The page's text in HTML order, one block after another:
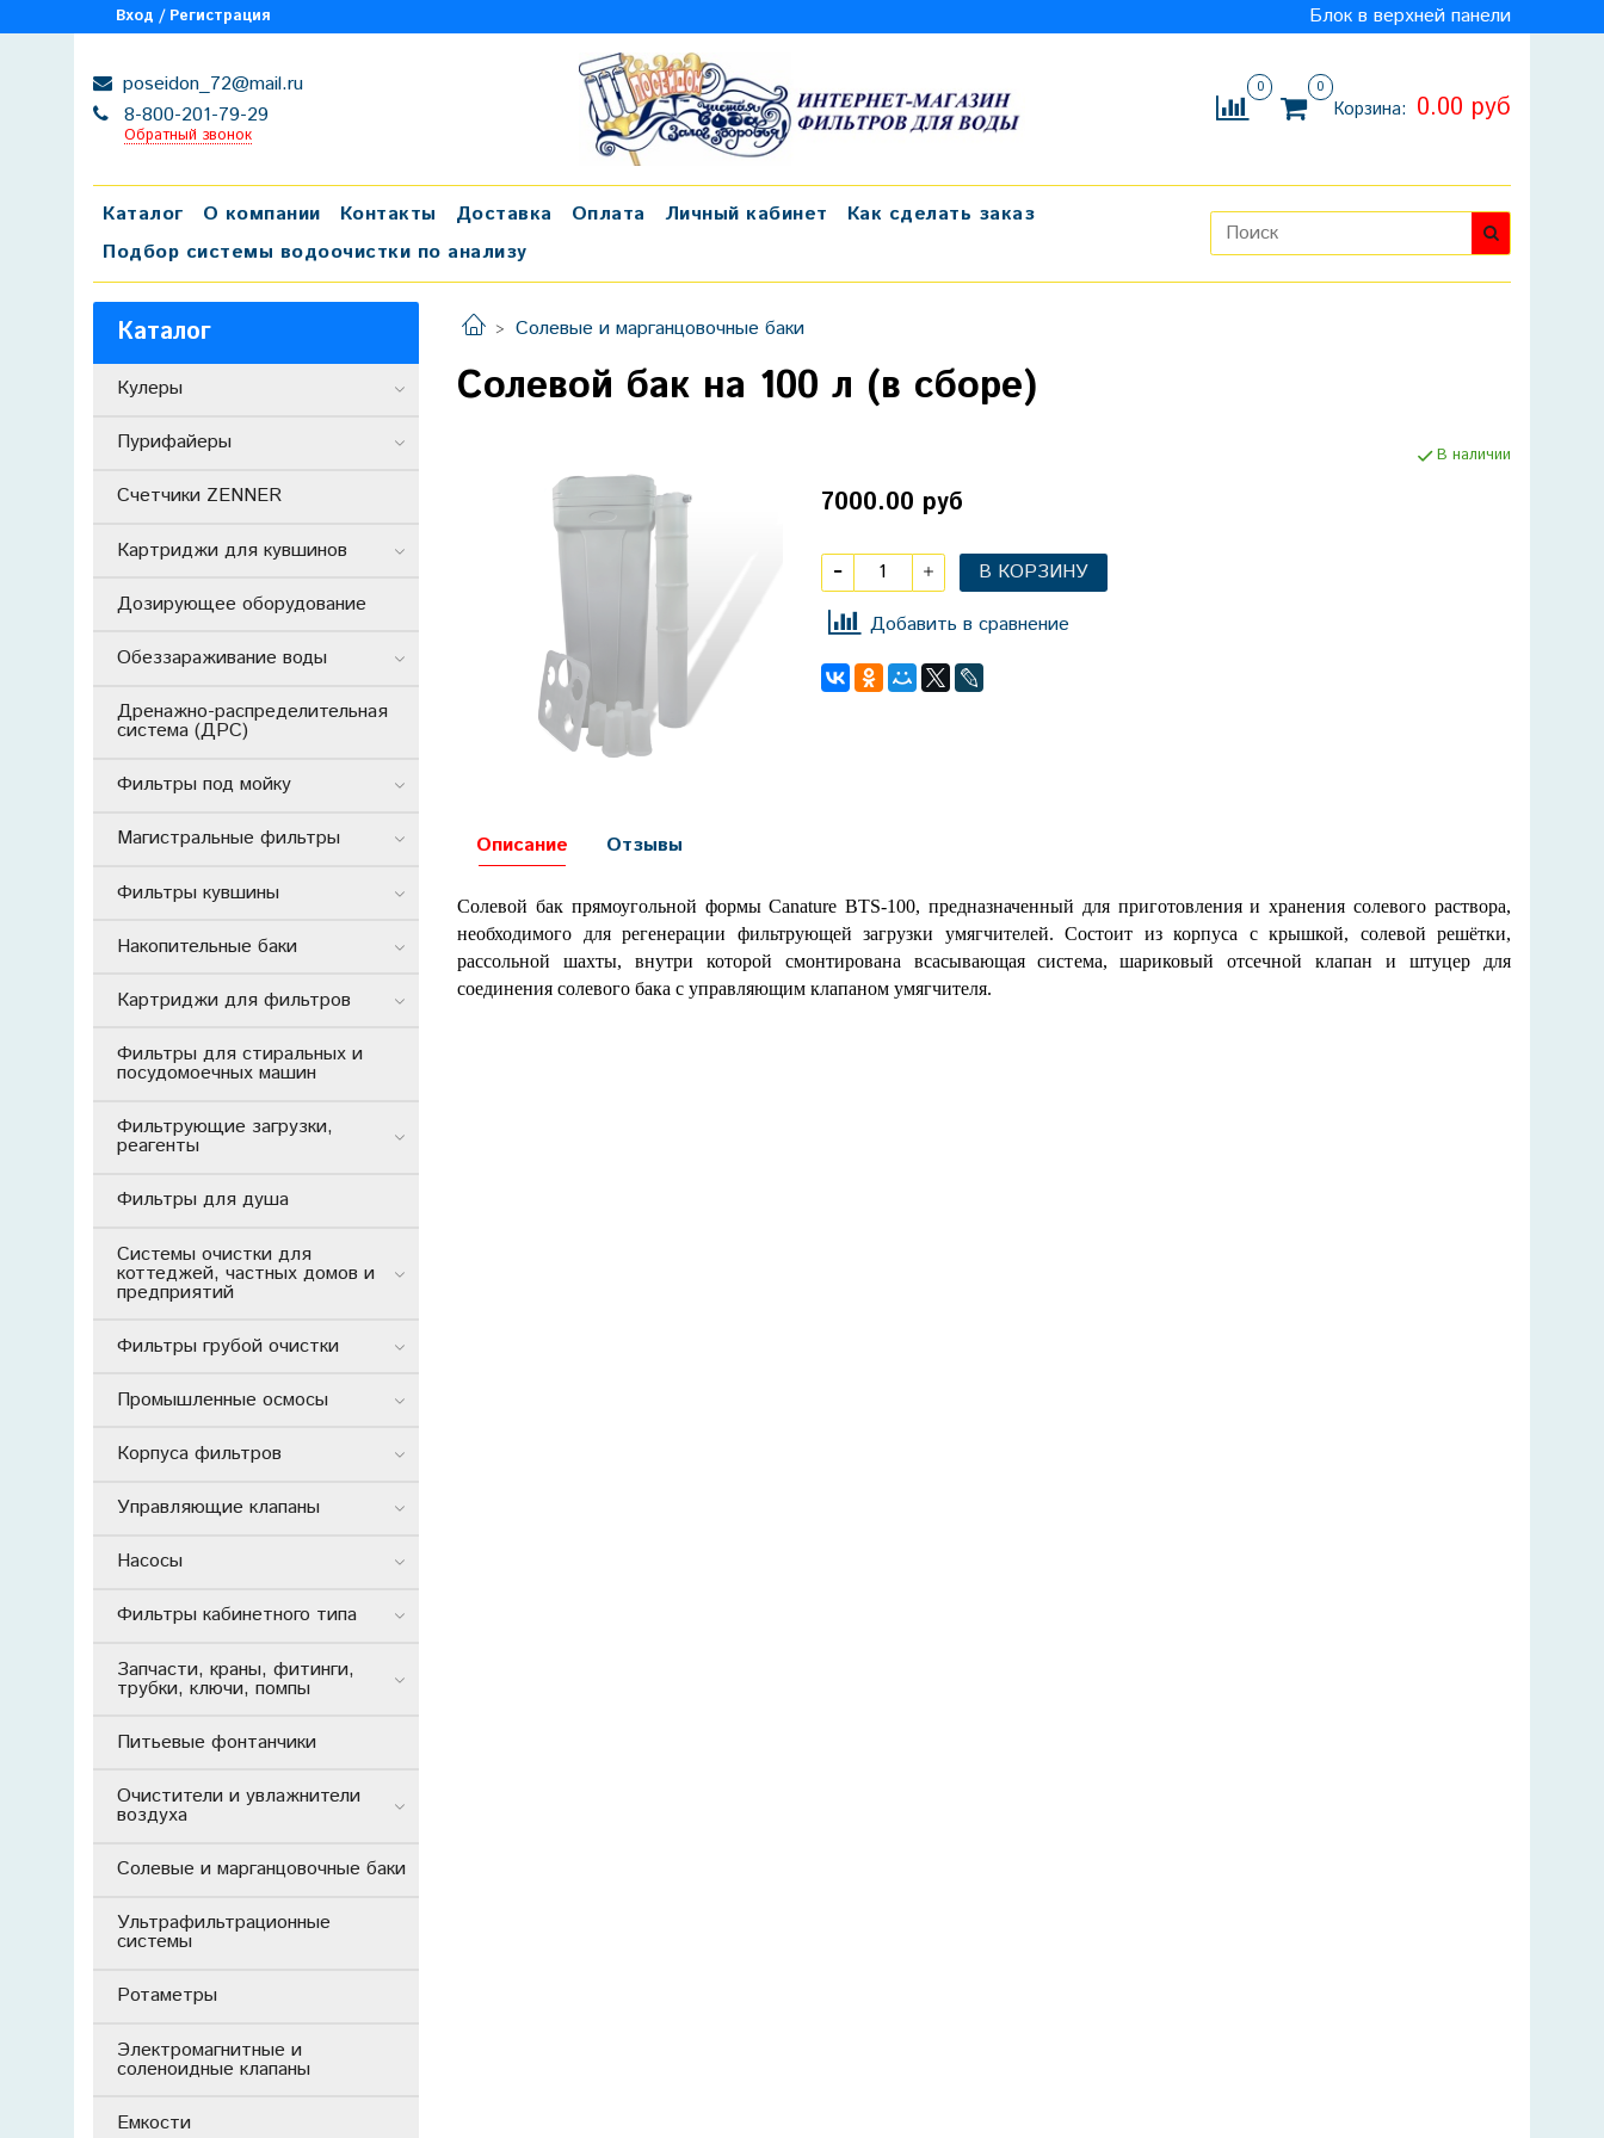
Вход / Регистрация Блок в верхней панели
poseidon_72@mail.ru
8-800-201-79-29
Обратный звонок
0 0
Корзина: 0.00 руб
Каталог О компании Контакты Доставка Оплата Личный кабинет
Как сделать заказ
Подбор системы водоочистки по анализу
Солевые и марганцовочные баки
Солевой бак на 100 л (в сборе)
В наличии
7000.00 руб
В КОРЗИНУ
Добавить в сравнение
Описание
Солевой бак прямоугольной формы Canature BTS-100, предназначенный для приготовления и хранения солевого раствора,
необходимого для регенерации фильтрующей загрузки умягчителей. Состоит из корпуса с крышкой, солевой решётки,
рассольной шахты, внутри которой смонтирована всасывающая система, шариковый отсечной клапан и штуцер для
соединения солевого бака с управляющим клапаном умягчителя.
Отзывы
Каталог
Кулеры
Пурифайеры
Счетчики ZENNER
Картриджи для кувшинов
Дозирующее оборудование
Обеззараживание воды
Дренажно-распределительная
система (ДРС)
Фильтры под мойку
Магистральные фильтры
Фильтры кувшины
Накопительные баки
Картриджи для фильтров
Фильтры для стиральных и
посудомоечных машин
Фильтрующие загрузки,
реагенты
Фильтры для душа
Системы очистки для
коттеджей, частных домов и
предприятий
Фильтры грубой очистки
Промышленные осмосы
Корпуса фильтров
Управляющие клапаны
Насосы
Фильтры кабинетного типа
Запчасти, краны, фитинги,
трубки, ключи, помпы
Питьевые фонтанчики
Очистители и увлажнители
воздуха
Солевые и марганцовочные баки
Ультрафильтрационные
системы
Ротаметры
Электромагнитные и
соленоидные клапаны
Емкости